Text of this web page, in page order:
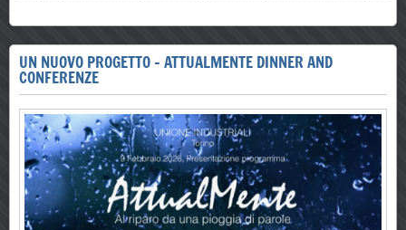
UN NUOVO PROGETTO - ATTUALMENTE DINNER AND
CONFERENZE